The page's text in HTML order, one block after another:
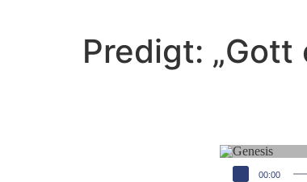
Predigt: „Gott
Audio-Player
00:00